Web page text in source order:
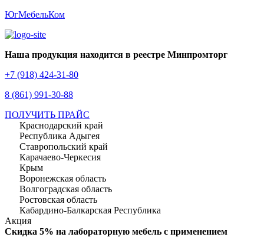
ЮгМебельКом
Наша продукция находится в реестре Минпромторг
+7 (918) 424-31-80
8 (861) 991-30-88
ПОЛУЧИТЬ ПРАЙС
Краснодарский край
Республика Адыгея
Ставропольский край
Карачаево-Черкесия
Крым
Воронежская область
Волгоградская область
Ростовская область
Кабардино-Балкарская Республика
Акция
Скидка 5% на лабораторную мебель с применением